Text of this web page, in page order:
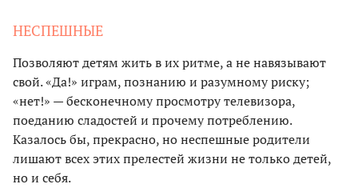
НЕСПЕШНЫЕ
Позволяют детям жить в их ритме, а не навязывают
свой. «Да!» играм, познанию и разумному риску;
«нет!» — бесконечному просмотру телевизора,
поеданию сладостей и прочему потреблению.
Казалось бы, прекрасно, но неспешные родители
лишают всех этих прелестей жизни не только детей,
но и себя.